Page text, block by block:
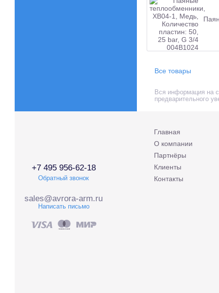
Все товары
Вся информация на
предварительного
+7 495 956-62-18
Обратный звонок
sales@avrora-arm.ru
Написать письмо
Главная
О компании
Партнёры
Клиенты
Контакты